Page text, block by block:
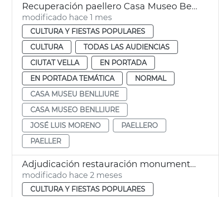
Recuperación paellero Casa Museo Benlliure
modificado hace 1 mes
CULTURA Y FIESTAS POPULARES
CULTURA
TODAS LAS AUDIENCIAS
CIUTAT VELLA
EN PORTADA
EN PORTADA TEMÁTICA
NORMAL
CASA MUSEU BENLLIURE
CASA MUSEO BENLLIURE
JOSÉ LUIS MORENO
PAELLERO
PAELLER
Adjudicación restauración monumento víctimas metro 3-J
modificado hace 2 meses
CULTURA Y FIESTAS POPULARES